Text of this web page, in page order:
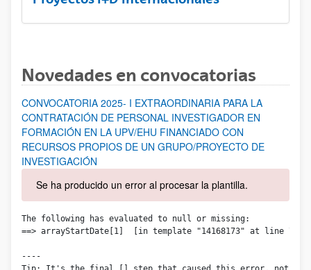
Novedades en convocatorias
CONVOCATORIA 2025- I EXTRAORDINARIA PARA LA
CONTRATACIÓN DE PERSONAL INVESTIGADOR EN
FORMACIÓN EN LA UPV/EHU FINANCIADO CON
RECURSOS PROPIOS DE UN GRUPO/PROYECTO DE
INVESTIGACIÓN
Se ha producido un error al procesar la plantilla.
The following has evaluated to null or missing:
==> arrayStartDate[1]  [in template "14168173" at line 71,
----